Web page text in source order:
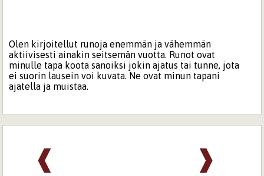
Olen kirjoitellut runoja enemmän ja vähemmän
aktiivisesti ainakin seitsemän vuotta. Runot ovat
minulle tapa koota sanoiksi jokin ajatus tai tunne, jota
ei suorin lausein voi kuvata. Ne ovat minun tapani
ajatella ja muistaa.
❱
❰